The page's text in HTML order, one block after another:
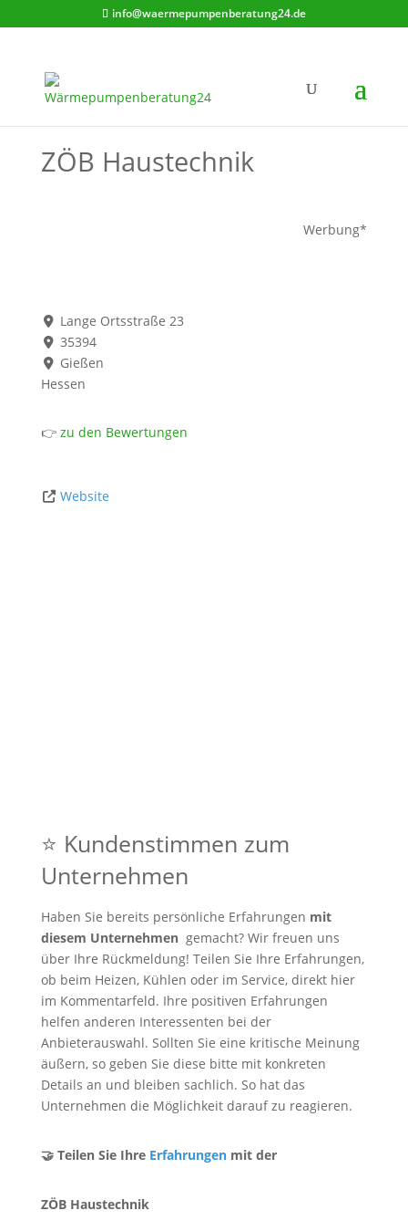
info@waermepumpenberatung24.de
ZÖB Haustechnik
Werbung*
Lange Ortsstraße 23
35394
Gießen
Hessen
👉zu den Bewertungen
Website
⭐ Kundenstimmen zum
Unternehmen
Haben Sie bereits persönliche Erfahrungen mit
diesem Unternehmen gemacht? Wir freuen uns
über Ihre Rückmeldung! Teilen Sie Ihre Erfahrungen,
ob beim Heizen, Kühlen oder im Service, direkt hier
im Kommentarfeld. Ihre positiven Erfahrungen
helfen anderen Interessenten bei der
Anbieterauswahl. Sollten Sie eine kritische Meinung
äußern, so geben Sie diese bitte mit konkreten
Details an und bleiben sachlich. So hat das
Unternehmen die Möglichkeit darauf zu reagieren.
🤝 Teilen Sie Ihre Erfahrungenmit der
ZÖB Haustechnik